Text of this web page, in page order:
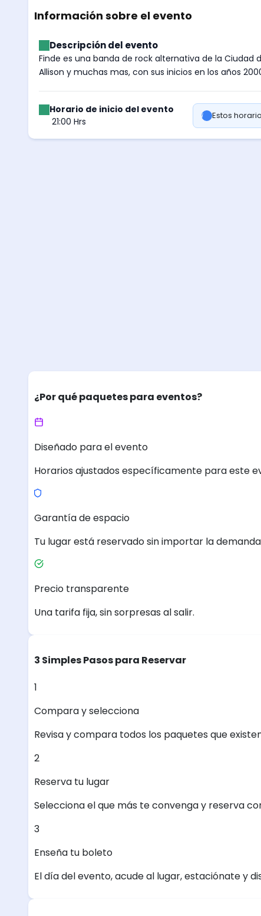
Información sobre el evento
Descripción del evento
Finde es una banda de rock alternativa de la Ciudad
Allison y muchas mas, con sus inicios en los años
Horario de inicio del evento
21:00 Hrs
Estos
¿Por qué paquetes para eventos?
Diseñado para el evento
Horarios ajustados específicamente para este
Garantía de espacio
Tu lugar está reservado sin importar la
Precio transparente
Una tarifa fija, sin sorpresas al salir.
3 Simples Pasos para Reservar
1
Compara y selecciona
Revisa y compara todos los paquetes que
2
Reserva tu lugar
Selecciona el que más te convenga y reserva
3
Enseña tu boleto
El día del evento, acude al lugar, estaciónate y